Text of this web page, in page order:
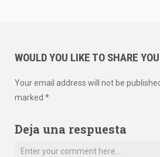
WOULD YOU LIKE TO SHARE
Your email address will not be
marked *
Deja una respuesta